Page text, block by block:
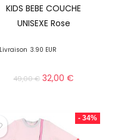
KIDS BEBE COUCHE
UNISEXE Rose
Livraison 3.90 EUR
49,00€ 32,00€
- 34%